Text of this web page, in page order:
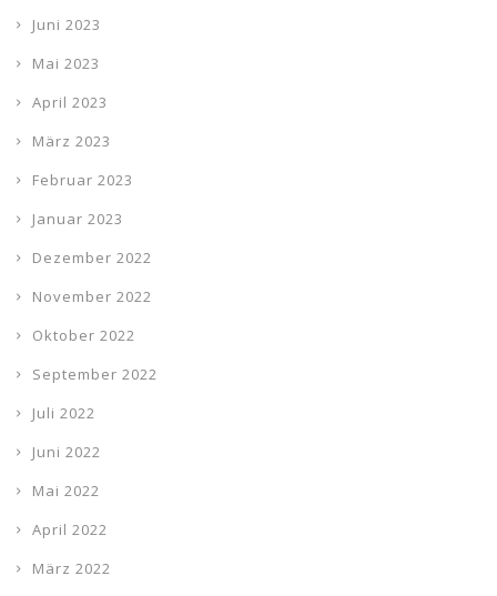
Juni 2023
Mai 2023
April 2023
März 2023
Februar 2023
Januar 2023
Dezember 2022
November 2022
Oktober 2022
September 2022
Juli 2022
Juni 2022
Mai 2022
April 2022
März 2022